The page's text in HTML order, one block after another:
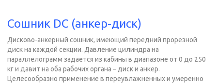
Сошник DC (анкер-диск)
Дисково-анкерный сошник, имеющий передний прорезной
диск на каждой секции. Давление цилиндра на
параллелограмм задается из кабины в диапазоне от 0 до 250
кг и давит на оба рабочих органа – диск и анкер.
Целесообразно применение в переувлажненных и умеренно